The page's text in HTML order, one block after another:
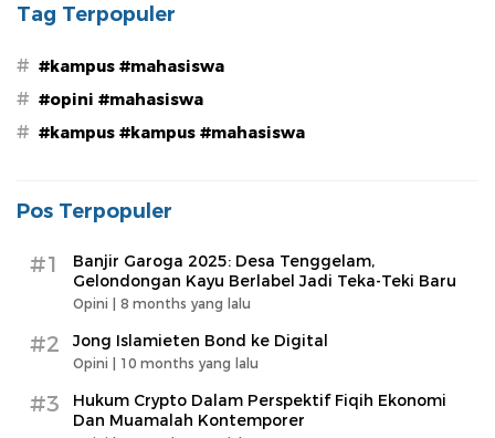
Tag Terpopuler
# #kampus #mahasiswa
# #opini #mahasiswa
# #kampus #kampus #mahasiswa
Pos Terpopuler
#1
Banjir Garoga 2025: Desa Tenggelam,
Gelondongan Kayu Berlabel Jadi Teka-Teki Baru
Opini | 8 months yang lalu
#2 Jong Islamieten Bond ke Digital
Opini | 10 months yang lalu
#3
Hukum Crypto Dalam Perspektif Fiqih Ekonomi
Dan Muamalah Kontemporer